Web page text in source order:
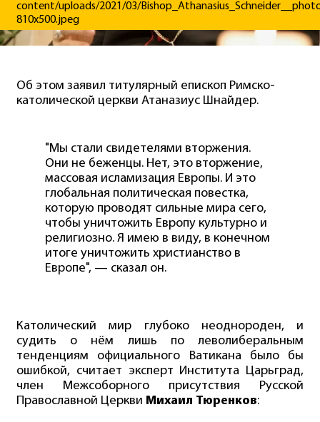
content/uploads/2021/03/
810x500.jpeg
Об этом заявил титулярный епископ Римско-
католической церкви Атаназиус Шнайдер.
"Мы стали свидетелями вторжения.
Они не беженцы. Нет, это вторжение,
массовая исламизация Европы. И это
глобальная политическая повестка,
которую проводят сильные мира сего,
чтобы уничтожить Европу культурно и
религиозно. Я имею в виду, в конечном
итоге уничтожить христианство в
Европе", — сказал он.
Католический мир глубоко неоднороден, и
судить о нём лишь по леволиберальным
тенденциям официального Ватикана было бы
ошибкой, считает эксперт Института Царьград,
член Межсоборного присутствия Русской
Православной Церкви Михаил Тюренков: